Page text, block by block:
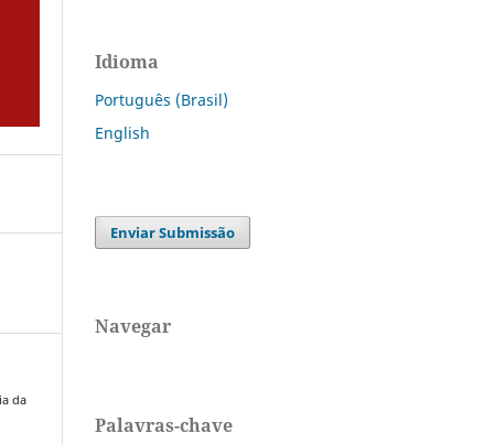
da
Idioma
Português (Brasil)
English
Enviar Submissão
Navegar
Palavras-chave